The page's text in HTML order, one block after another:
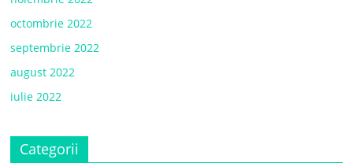
octombrie 2022
septembrie 2022
august 2022
iulie 2022
Categorii